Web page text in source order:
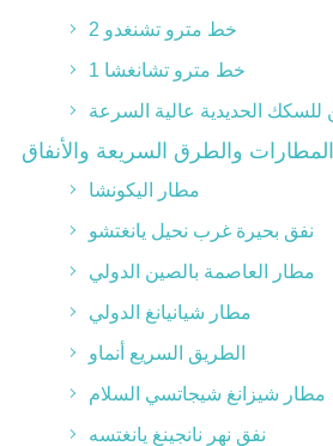
خط مترو تشنغدو 2
خط مترو تشانغشا 1
للسكك الحديدية عالية السرعة
المطارات والطرق السريعة والأنفاق
مطار اليكونشا
نفق بحيرة غرب نحيل يانغتشو
مطار العاصمة بالصين الدولي
مطار شيانيانغ الدولي
الطريق السريع أنماو
مطار شيزانغ شيجاتسي السلام
نفق نهر نانجينغ يانغتسه